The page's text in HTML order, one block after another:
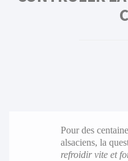
Pour des
alsaciens, la
refroidir vite et